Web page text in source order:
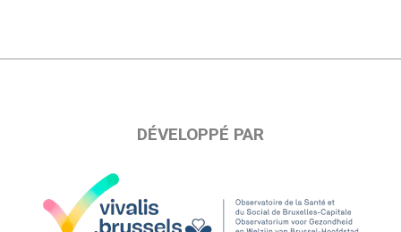
DÉVELOPPÉ PAR